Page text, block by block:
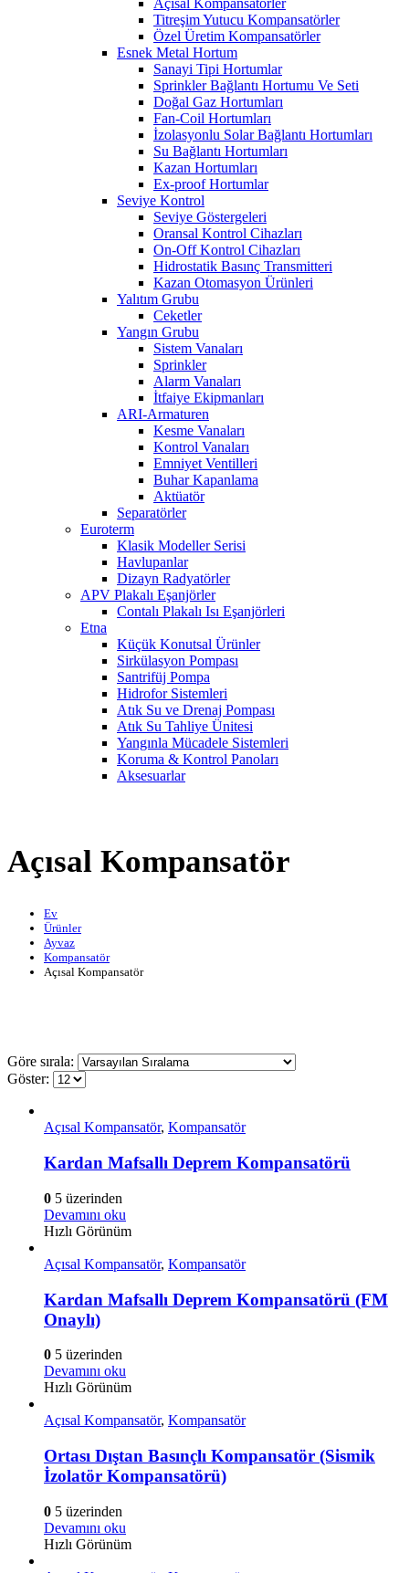
Açısal Kompansatörler
Titreşim Yutucu Kompansatörler
Özel Üretim Kompansatörler
Esnek Metal Hortum
Sanayi Tipi Hortumlar
Sprinkler Bağlantı Hortumu Ve Seti
Doğal Gaz Hortumları
Fan-Coil Hortumları
İzolasyonlu Solar Bağlantı Hortumları
Su Bağlantı Hortumları
Kazan Hortumları
Ex-proof Hortumlar
Seviye Kontrol
Seviye Göstergeleri
Oransal Kontrol Cihazları
On-Off Kontrol Cihazları
Hidrostatik Basınç Transmitteri
Kazan Otomasyon Ürünleri
Yalıtım Grubu
Ceketler
Yangın Grubu
Sistem Vanaları
Sprinkler
Alarm Vanaları
İtfaiye Ekipmanları
ARI-Armaturen
Kesme Vanaları
Kontrol Vanaları
Emniyet Ventilleri
Buhar Kapanlama
Aktüatör
Separatörler
Euroterm
Klasik Modeller Serisi
Havlupanlar
Dizayn Radyatörler
APV Plakalı Eşanjörler
Contalı Plakalı Isı Eşanjörleri
Etna
Küçük Konutsal Ürünler
Sirkülasyon Pompası
Santrifüj Pompa
Hidrofor Sistemleri
Atık Su ve Drenaj Pompası
Atık Su Tahliye Ünitesi
Yangınla Mücadele Sistemleri
Koruma & Kontrol Panoları
Aksesuarlar
Açısal Kompansatör
Ev
Ürünler
Ayvaz
Kompansatör
Açısal Kompansatör
Göre sırala:
Göster:
Açısal Kompansatör, Kompansatör
Kardan Mafsallı Deprem Kompansatörü
0 5 üzerinden
Devamını oku
Hızlı Görünüm
Açısal Kompansatör, Kompansatör
Kardan Mafsallı Deprem Kompansatörü (FM
Onaylı)
0 5 üzerinden
Devamını oku
Hızlı Görünüm
Açısal Kompansatör, Kompansatör
Ortası Dıştan Basınçlı Kompansatör (Sismik
İzolatör Kompansatörü)
0 5 üzerinden
Devamını oku
Hızlı Görünüm